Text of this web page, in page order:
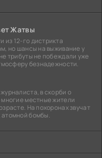
Жатвы
из 12-го дистрикта
но шансы на выживание у
трибуты не побеждали уже
безнадежности.
в скорби о
местные жители
На похоронах звучат
атомной бомбы.